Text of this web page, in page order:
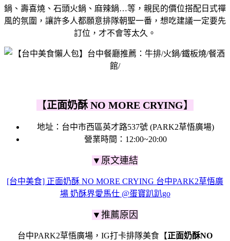
鍋、壽喜燒、石頭火鍋、麻辣鍋…等， 親民的價位搭配日式禪
風的氛圍， 讓許多人都願意排隊朝聖一番， 想吃建議一定要先
訂位，才不會等太久。
【正面奶酥 NO MORE CRYING】
地址：台中市西區英才路537號 (PARK2草悟廣場)
營業時間：12:00~20:00
▼原文連結
[台中美食] 正面奶酥 NO MORE CRYING 台中PARK2草悟廣
場 奶酥界愛馬仕 @蛋寶趴趴go
▼推薦原因
台中PARK2草悟廣場，IG打卡排隊美食【正面奶酥NO